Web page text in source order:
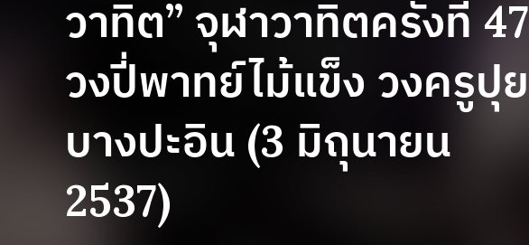
วาทิต” จุฬาวาทิตครั้งที่ 47
วงปี่พาทย์ไม้แข็ง วงครูปุย
บางปะอิน (3 มิถุนายน
2537)